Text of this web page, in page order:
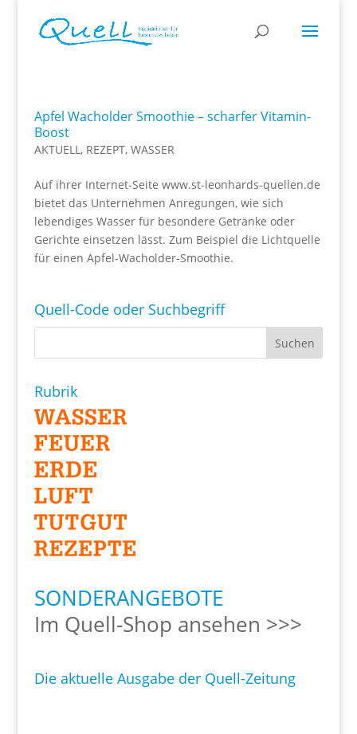
Apfel Wacholder Smoothie – scharfer Vitamin-
Boost
AKTUELL, REZEPT, WASSER
Auf ihrer Internet-Seite www.st-leonhards-quellen.de
bietet das Unternehmen Anregungen, wie sich
lebendiges Wasser für besondere Getränke oder
Gerichte einsetzen lässt. Zum Beispiel die Lichtquelle
für einen Apfel-Wacholder-Smoothie.
Quell-Code oder Suchbegriff
Rubrik
SONDERANGEBOTE
Im Quell-Shop ansehen >>>
Die aktuelle Ausgabe der Quell-Zeitung